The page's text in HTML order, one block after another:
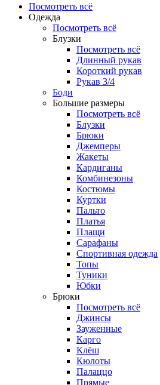
Посмотреть всё
Одежда
Посмотреть всё
Блузки
Посмотреть всё
Длинный рукав
Короткий рукав
Рукав 3/4
Боди
Большие размеры
Посмотреть всё
Блузки
Брюки
Джемперы
Жакеты
Кардиганы
Комбинезоны
Костюмы
Куртки
Пальто
Платья
Плащи
Сарафаны
Спортивная одежда
Топы
Туники
Юбки
Брюки
Посмотреть всё
Джинсы
Зауженные
Карго
Клёш
Кюлоты
Палаццо
Прямые